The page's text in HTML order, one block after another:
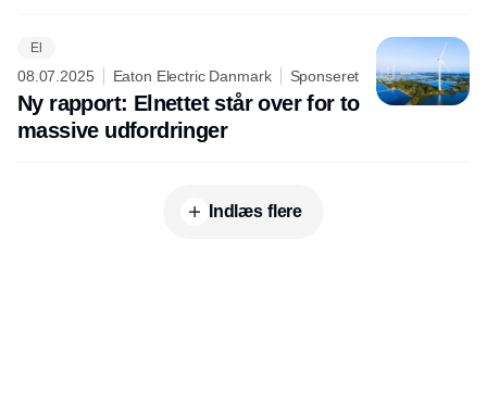
El
08.07.2025 Eaton Electric Danmark Sponseret
Ny rapport: Elnettet står over for to
massive udfordringer
Indlæs flere